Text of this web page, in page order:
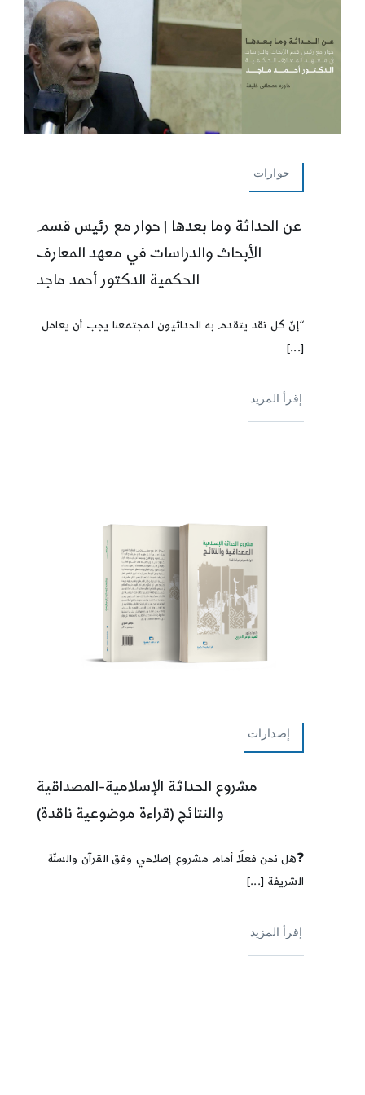
حوارات
عن الحداثة وما بعدها | حوار مع رئيس قسم
الأبحاث والدراسات في معهد المعارف
الحكمية الدكتور أحمد ماجد
“إنّ كل نقد يتقدم به الحداثيون لمجتمعنا يجب أن يعامل
[...]
إقرأ المزيد
إصدارات
مشروع الحداثة الإسلامية-المصداقية
والنتائج (قراءة موضوعية ناقدة)
❓هل نحن فعلًا أمام مشروع إصلاحي وفق القرآن والسنّة
الشريفة [...]
إقرأ المزيد